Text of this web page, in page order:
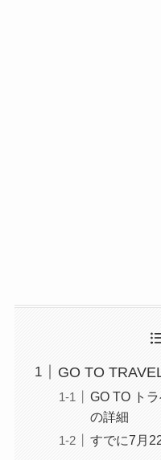
GO TO
GO TO ト
の詳細
すでに7月